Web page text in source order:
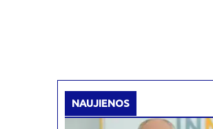
NAUJIENOS